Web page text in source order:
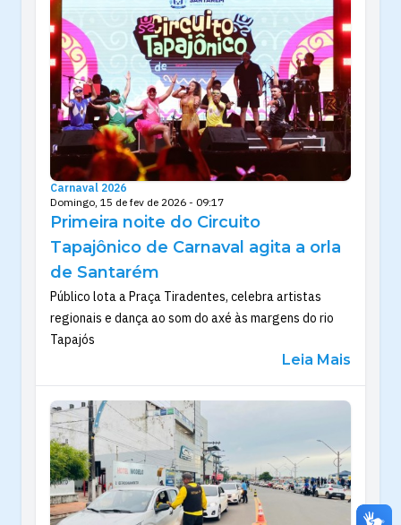
Carnaval 2026
Domingo, 15 de fev de 2026 - 09:17
Primeira noite do Circuito
Tapajônico de Carnaval agita a orla
de Santarém
Público lota a Praça Tiradentes, celebra artistas
regionais e dança ao som do axé às margens do rio
Tapajós
Leia Mais